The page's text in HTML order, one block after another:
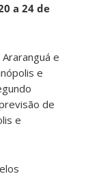
a 24 de
e
e
de
e